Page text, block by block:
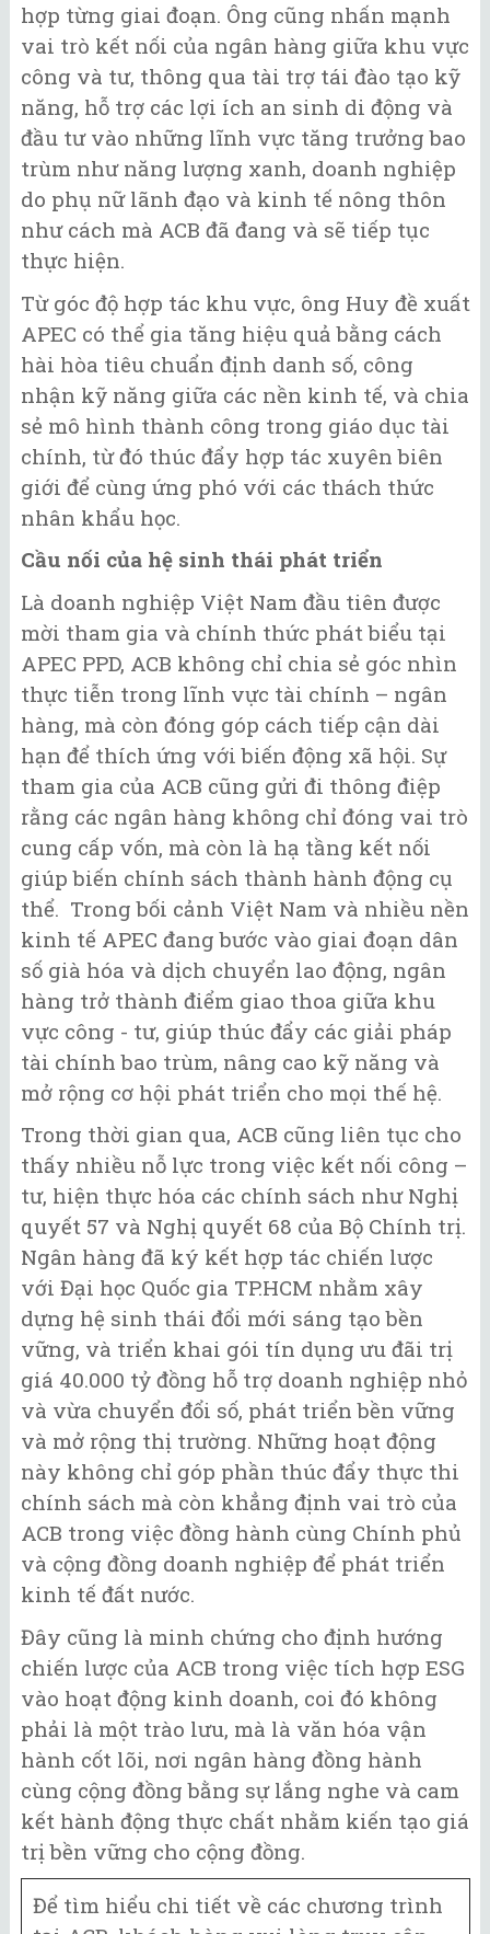
hợp từng giai đoạn. Ông cũng nhấn mạnh
vai trò kết nối của ngân hàng giữa khu vực
công và tư, thông qua tài trợ tái đào tạo kỹ
năng, hỗ trợ các lợi ích an sinh di động và
đầu tư vào những lĩnh vực tăng trưởng bao
trùm như năng lượng xanh, doanh nghiệp
do phụ nữ lãnh đạo và kinh tế nông thôn
như cách mà ACB đã đang và sẽ tiếp tục
thực hiện.
Từ góc độ hợp tác khu vực, ông Huy đề xuất
APEC có thể gia tăng hiệu quả bằng cách
hài hòa tiêu chuẩn định danh số, công
nhận kỹ năng giữa các nền kinh tế, và chia
sẻ mô hình thành công trong giáo dục tài
chính, từ đó thúc đẩy hợp tác xuyên biên
giới để cùng ứng phó với các thách thức
nhân khẩu học.
Cầu nối của hệ sinh thái phát triển
Là doanh nghiệp Việt Nam đầu tiên được
mời tham gia và chính thức phát biểu tại
APEC PPD, ACB không chỉ chia sẻ góc nhìn
thực tiễn trong lĩnh vực tài chính – ngân
hàng, mà còn đóng góp cách tiếp cận dài
hạn để thích ứng với biến động xã hội. Sự
tham gia của ACB cũng gửi đi thông điệp
rằng các ngân hàng không chỉ đóng vai trò
cung cấp vốn, mà còn là hạ tầng kết nối
giúp biến chính sách thành hành động cụ
thể. Trong bối cảnh Việt Nam và nhiều nền
kinh tế APEC đang bước vào giai đoạn dân
số già hóa và dịch chuyển lao động, ngân
hàng trở thành điểm giao thoa giữa khu
vực công - tư, giúp thúc đẩy các giải pháp
tài chính bao trùm, nâng cao kỹ năng và
mở rộng cơ hội phát triển cho mọi thế hệ.
Trong thời gian qua, ACB cũng liên tục cho
thấy nhiều nỗ lực trong việc kết nối công –
tư, hiện thực hóa các chính sách như Nghị
quyết 57 và Nghị quyết 68 của Bộ Chính trị.
Ngân hàng đã ký kết hợp tác chiến lược
với Đại học Quốc gia TP.HCM nhằm xây
dựng hệ sinh thái đổi mới sáng tạo bền
vững, và triển khai gói tín dụng ưu đãi trị
giá 40.000 tỷ đồng hỗ trợ doanh nghiệp nhỏ
và vừa chuyển đổi số, phát triển bền vững
và mở rộng thị trường. Những hoạt động
này không chỉ góp phần thúc đẩy thực thi
chính sách mà còn khẳng định vai trò của
ACB trong việc đồng hành cùng Chính phủ
và cộng đồng doanh nghiệp để phát triển
kinh tế đất nước.
Đây cũng là minh chứng cho định hướng
chiến lược của ACB trong việc tích hợp ESG
vào hoạt động kinh doanh, coi đó không
phải là một trào lưu, mà là văn hóa vận
hành cốt lõi, nơi ngân hàng đồng hành
cùng cộng đồng bằng sự lắng nghe và cam
kết hành động thực chất nhằm kiến tạo giá
trị bền vững cho cộng đồng.
Để tìm hiểu chi tiết về các chương trình